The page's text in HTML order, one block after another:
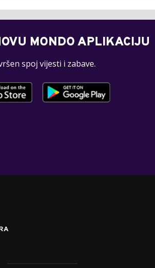
MONDO APLIKACIJU
spoj vijesti i zabave.